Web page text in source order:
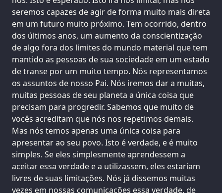
seremos capazes de agir de forma muito mais direta
em um futuro muito próximo. Tem ocorrido, dentro
dos últimos anos, um aumento da conscientização
de algo fora dos limites do mundo material que tem
mantido as pessoas de sua sociedade em um estado
de transe por um muito tempo. Nós representamos
os assuntos de nosso Pai. Nós iremos dar a muitas,
muitas pessoas de seu planeta a única coisa que
precisam para progredir. Sabemos que muito de
vocês acreditam que nós nos repetimos demais.
Mas nós temos apenas uma única coisa para
apresentar ao seu povo. Isto é verdade, e é muito
simples. Se eles simplesmente aprendessem a
aceitar essa verdade e a utilizassem, eles estariam
livres de suas limitações. Nós já dissemos muitas
vezes em nossas comunicações essa verdade, de